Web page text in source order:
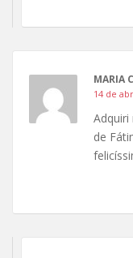
MARIA
14 de
Adquiri
de